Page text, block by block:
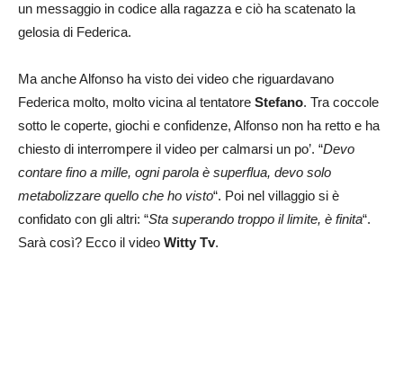
un messaggio in codice alla ragazza e ciò ha scatenato la
gelosia di Federica.
Ma anche Alfonso ha visto dei video che riguardavano
Federica molto, molto vicina al tentatore Stefano. Tra coccole
sotto le coperte, giochi e confidenze, Alfonso non ha retto e ha
chiesto di interrompere il video per calmarsi un po’. “Devo
contare fino a mille, ogni parola è superflua, devo solo
metabolizzare quello che ho visto“. Poi nel villaggio si è
confidato con gli altri: “Sta superando troppo il limite, è finita“.
Sarà così? Ecco il video Witty Tv.